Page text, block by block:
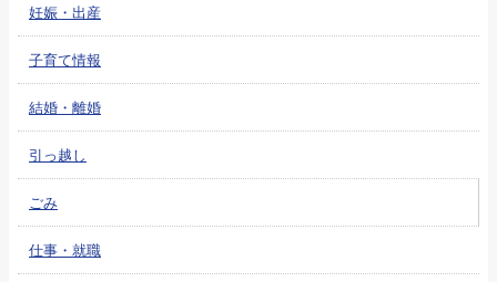
妊娠・出産
子育て情報
結婚・離婚
引っ越し
ごみ
仕事・就職